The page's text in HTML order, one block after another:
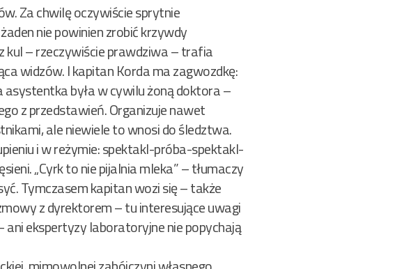
Za chwilę oczywiście sprytnie
nie powinien zrobić krzywdy
kul – rzeczywiście prawdziwa – trafia
widzów. I kapitan Korda ma zagwozdkę:
była w cywilu żoną doktora –
z przedstawień. Organizuje nawet
ale niewiele to wnosi do śledztwa.
i w reżymie: spektakl-próba-spektakl-
„Cyrk to nie pijalnia mleka” – tłumaczy
Tymczasem kapitan wozi się – także
z dyrektorem – tu interesujące uwagi
ani ekspertyzy laboratoryjne nie popychają